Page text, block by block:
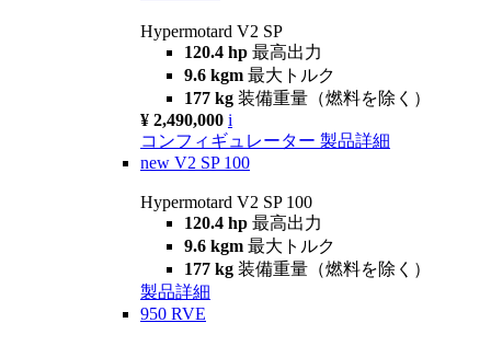
Hypermotard V2 SP
120.4 hp 最高出力
9.6 kgm 最大トルク
177 kg 装備重量（燃料を除く）
¥ 2,490,000 i
コンフィギュレーター 製品詳細
new V2 SP 100
Hypermotard V2 SP 100
120.4 hp 最高出力
9.6 kgm 最大トルク
177 kg 装備重量（燃料を除く）
製品詳細
950 RVE